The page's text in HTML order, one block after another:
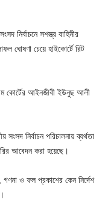
নির্বাচনে সশস্ত্র বাহিনীর
ঘোষণা চেয়ে হাইকোর্টে রিট
কোর্টের আইনজীবী ইউনুছ আলী
সংসদ নির্বাচন পরিচালনায় ব্যর্থতা
আবেদন করা হয়েছে।
গণনা ও ফল প্রকাশের কেন নির্দেশ